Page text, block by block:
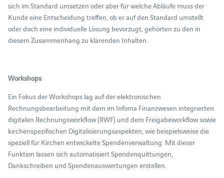
sich im Standard umsetzen oder aber für welche Abläufe muss der
Kunde eine Entscheidung treffen, ob er auf den Standard umstellt
oder doch eine individuelle Lösung bevorzugt, gehörten zu den in
diesem Zusammenhang zu klärenden Inhalten.
Workshops
Ein Fokus der Workshops lag auf der elektronischen
Rechnungsbearbeitung mit dem im Infoma Finanzwesen integrierten
digitalen Rechnungsworkflow (RWF) und dem Freigabeworkflow sowie
kirchenspezifischen Digitalisierungsaspekten, wie beispielsweise die
speziell für Kirchen entwickelte Spendenverwaltung. Mit dieser
Funktion lassen sich automatisiert Spendenquittungen,
Dankschreiben und Spendenauswertungen erstellen.